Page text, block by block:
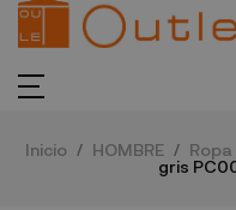
Inicio HOMBRE Ropa
gris